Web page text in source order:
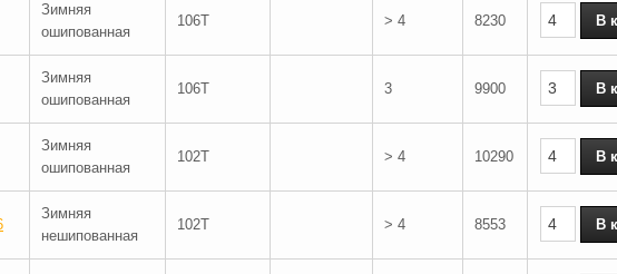
Зимняя
ошипованная
106T > 4 8230
Зимняя
ошипованная
106T 3 9900
Зимняя
ошипованная
102T > 4 10290
Зимняя
нешипованная
102T > 4 8553